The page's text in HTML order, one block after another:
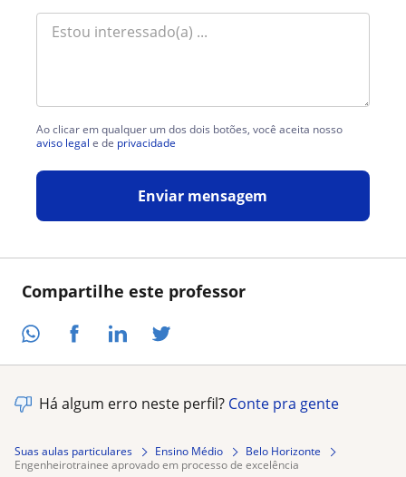
Compartilhe este professor
Ao clicar em qualquer um dos dois botões, você aceita nosso
aviso legal e de privacidade
Enviar mensagem
Há algum erro neste perfil? Conte pra gente
Suas aulas particulares Ensino Médio
Belo Horizonte
engenheirotrainee aprovado em processo de excelência